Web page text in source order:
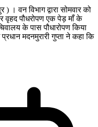
। वन विभाग द्वारा सोमवार को
वृहद पौधरोपण एक पेड़ माँ के
के पास पौधारोपण किया
मदनमुरारी गुप्ता ने कहा कि